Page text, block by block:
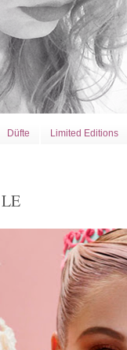
Düfte Limited Editions